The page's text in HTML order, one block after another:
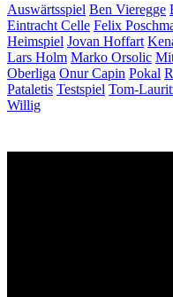
Auswärtsspiel Ben Vieregge
Eintracht Celle Felix
Heimspiel Jovan Hoffart
Lars Holm Marko Orsolic
Oberliga Onur Capin Pokal
Pataletis Testspiel Tom-
Willig